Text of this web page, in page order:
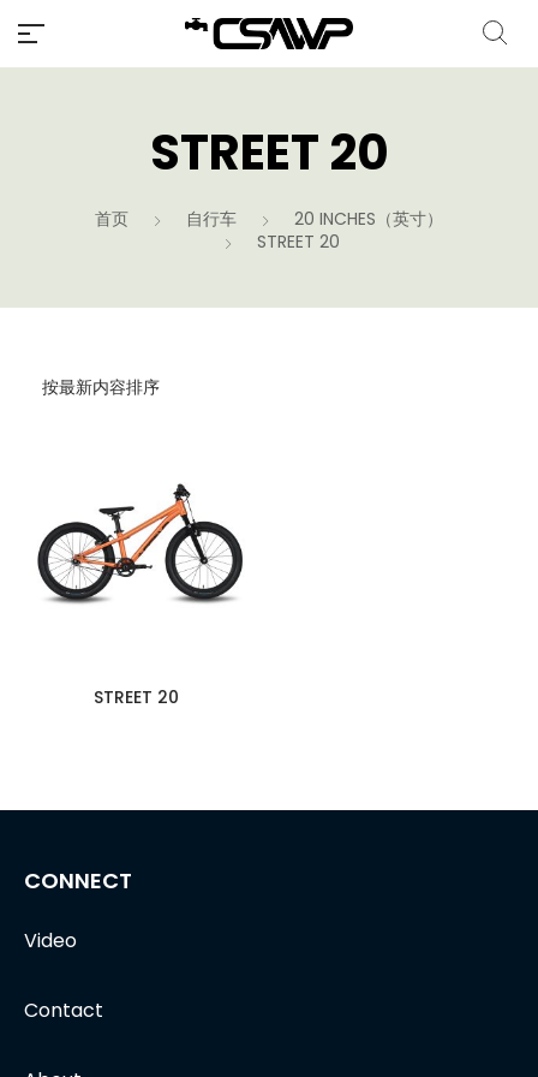
STREET 20
首页 自行车
20 INCHES（英寸）
STREET 20
STREET 20
CONNECT
Video
Contact